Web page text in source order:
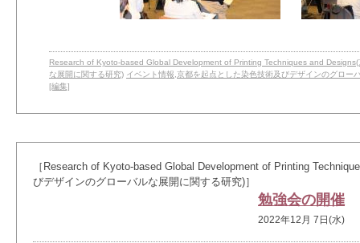
Research of Kyoto-based Global Development of Printing Techniques and Designs(
な展開に関する研究) イベント情報 京都を起点とした染色技術及びデザインのグロー
[編集]
［Research of Kyoto-based Global Development of Printing
びデザインのグローバルな展開に関する研究)］
勉強会の開催
2022年12月 7日(水)